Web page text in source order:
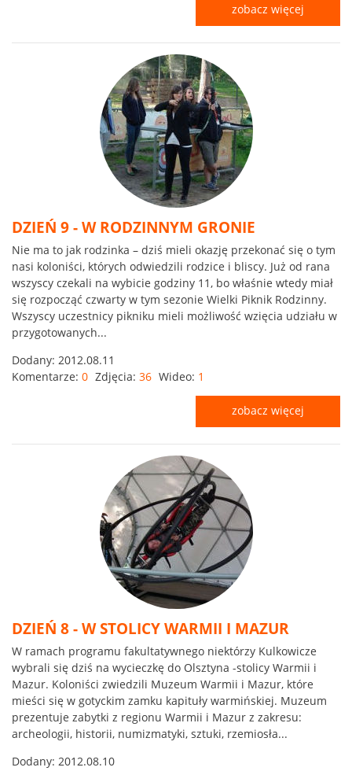
zobacz więcej
DZIEŃ 9 - W RODZINNYM GRONIE
Nie ma to jak rodzinka – dziś mieli okazję przekonać się o tym
nasi koloniści, których odwiedzili rodzice i bliscy. Już od rana
wszyscy czekali na wybicie godziny 11, bo właśnie wtedy miał
się rozpocząć czwarty w tym sezonie Wielki Piknik Rodzinny.
Wszyscy uczestnicy pikniku mieli możliwość wzięcia udziału w
przygotowanych...
Dodany: 2012.08.11
Komentarze: 0 Zdjęcia: 36 Wideo: 1
zobacz więcej
DZIEŃ 8 - W STOLICY WARMII I MAZUR
W ramach programu fakultatywnego niektórzy Kulkowicze
wybrali się dziś na wycieczkę do Olsztyna -stolicy Warmii i
Mazur. Koloniści zwiedzili Muzeum Warmii i Mazur, które
mieści się w gotyckim zamku kapituły warmińskiej. Muzeum
prezentuje zabytki z regionu Warmii i Mazur z zakresu:
archeologii, historii, numizmatyki, sztuki, rzemiosła...
Dodany: 2012.08.10